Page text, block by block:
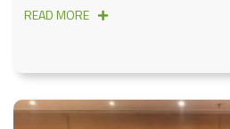
READ MORE